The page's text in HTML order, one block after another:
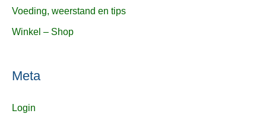
Voeding, weerstand en tips
Winkel – Shop
Meta
Login